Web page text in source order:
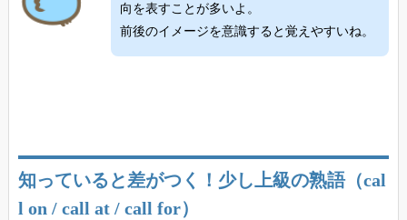
向を表すことが多いよ。
前後のイメージを意識すると覚えやすいね。
知っていると差がつく！少し上級の熟語（cal
l on / call at / call for）